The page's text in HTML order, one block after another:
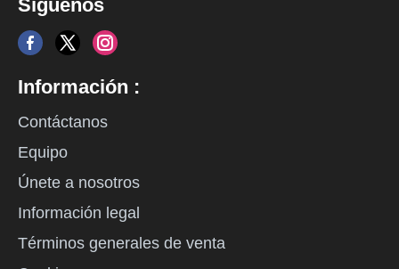
Síguenos
Información :
Contáctanos
Equipo
Únete a nosotros
Información legal
Términos generales de venta